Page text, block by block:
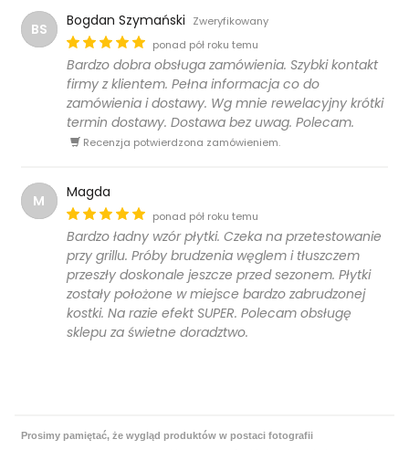
BS Bogdan Szymański
Zweryfikowany
ponad pół roku temu
Bardzo dobra obsługa zamówienia. Szybki kontakt
firmy z klientem. Pełna informacja co do
zamówienia i dostawy. Wg mnie rewelacyjny krótki
termin dostawy. Dostawa bez uwag. Polecam.
Recenzja potwierdzona zamówieniem.
M Magda
ponad pół roku temu
Bardzo ładny wzór płytki. Czeka na przetestowanie
przy grillu. Próby brudzenia węglem i tłuszczem
przeszły doskonale jeszcze przed sezonem. Płytki
zostały położone w miejsce bardzo zabrudzonej
kostki. Na razie efekt SUPER. Polecam obsługę
sklepu za świetne doradztwo.
Prosimy pamiętać, że wygląd produktów w postaci fotografii